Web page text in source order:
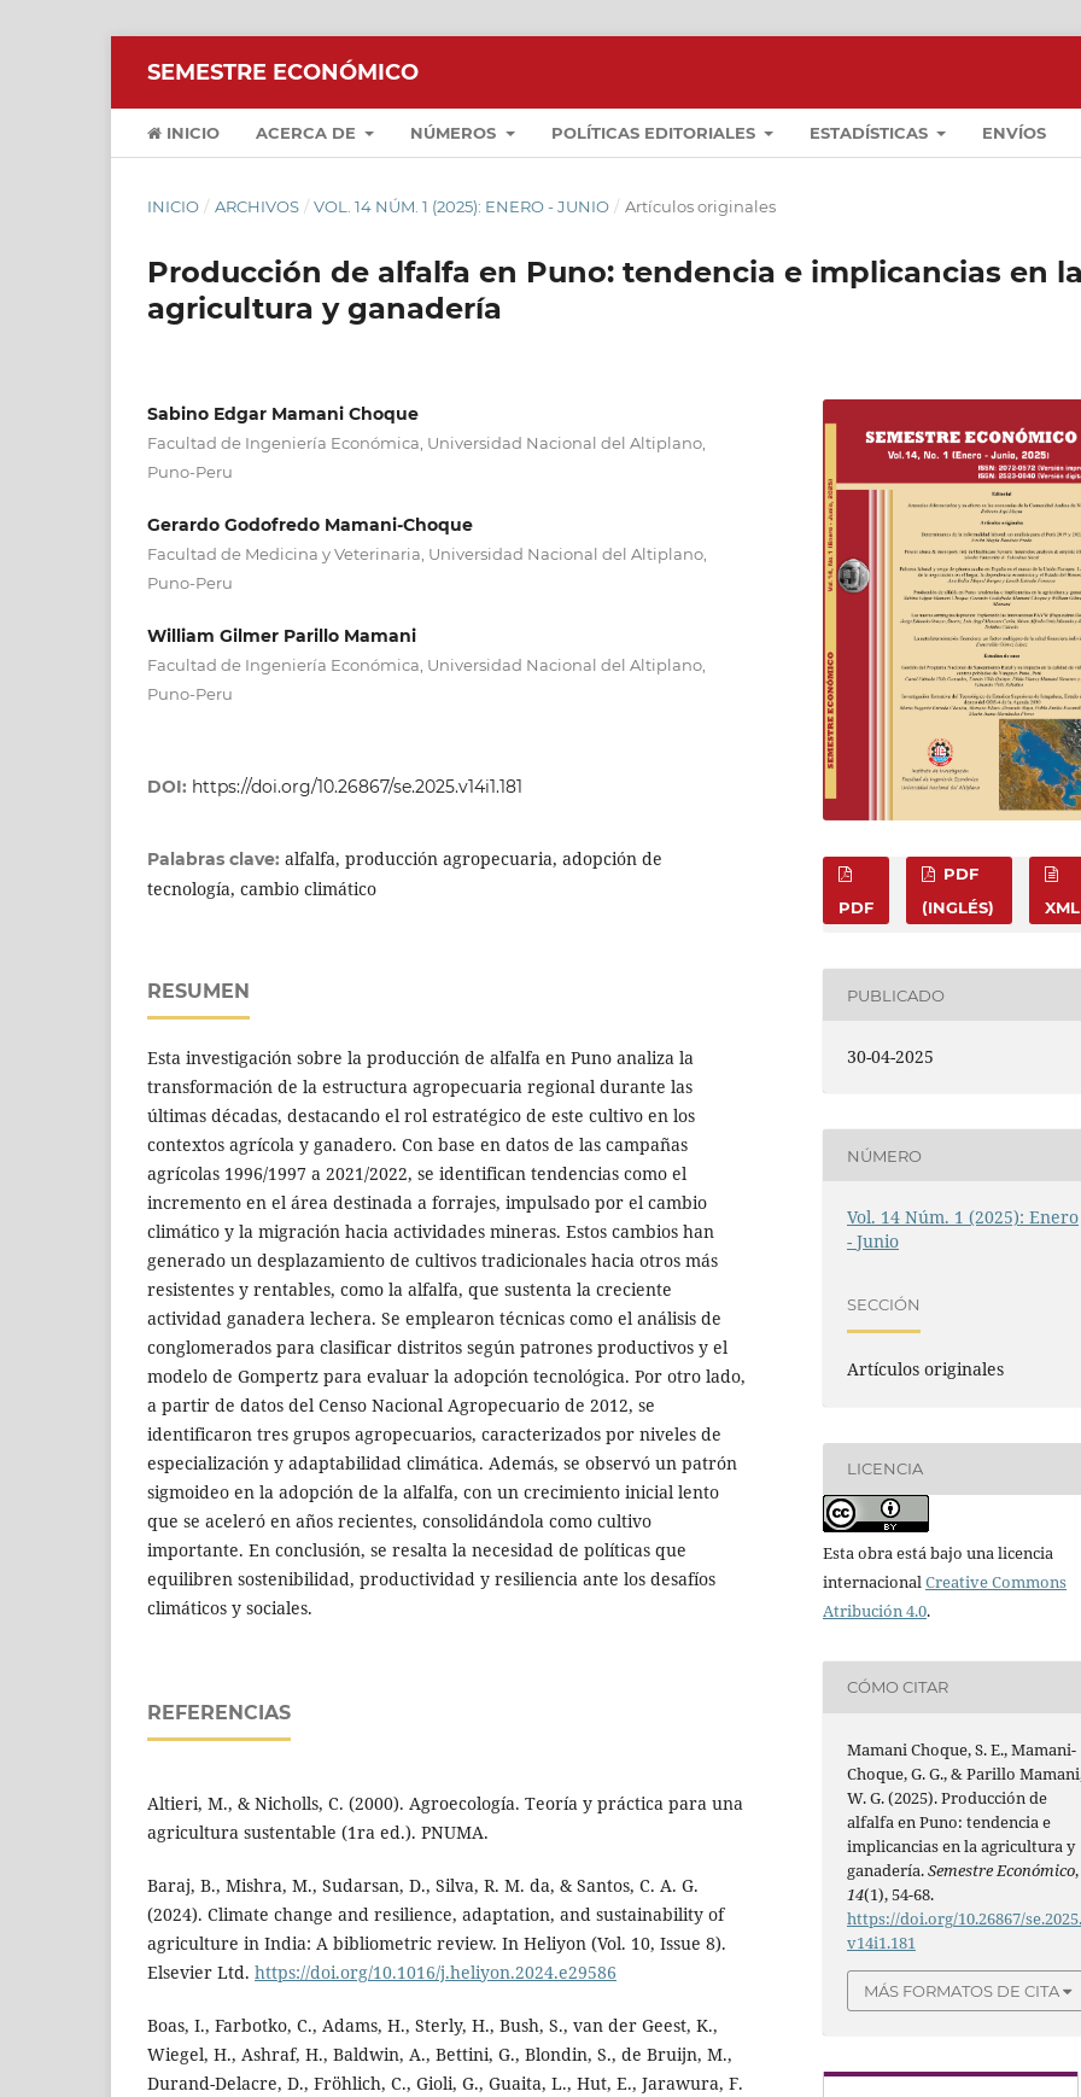
SEMESTRE ECONÓMICO
INICIO ACERCA DE NÚMEROS POLÍTICAS EDITORIALES ESTADÍSTICAS ENVÍOS
INICIO / ARCHIVOS / VOL. 14 NÚM. 1 (2025): ENERO - JUNIO / Artículos originales
Producción de alfalfa en Puno: tendencia e implicancias en
agricultura y ganadería
Sabino Edgar Mamani Choque
Facultad de Ingeniería Económica, Universidad Nacional del Altiplano,
Puno-Peru
Gerardo Godofredo Mamani-Choque
Facultad de Medicina y Veterinaria, Universidad Nacional del Altiplano,
Puno-Peru
William Gilmer Parillo Mamani
Facultad de Ingeniería Económica, Universidad Nacional del Altiplano,
Puno-Peru
DOI: https://doi.org/10.26867/se.2025.v14i1.181
Palabras clave: alfalfa, producción agropecuaria, adopción de
tecnología, cambio climático
RESUMEN
Esta investigación sobre la producción de alfalfa en Puno analiza la
transformación de la estructura agropecuaria regional durante las
últimas décadas, destacando el rol estratégico de este cultivo en los
contextos agrícola y ganadero. Con base en datos de las campañas
agrícolas 1996/1997 a 2021/2022, se identifican tendencias como el
incremento en el área destinada a forrajes, impulsado por el cambio
climático y la migración hacia actividades mineras. Estos cambios han
generado un desplazamiento de cultivos tradicionales hacia otros más
resistentes y rentables, como la alfalfa, que sustenta la creciente
actividad ganadera lechera. Se emplearon técnicas como el análisis de
conglomerados para clasificar distritos según patrones productivos y el
modelo de Gompertz para evaluar la adopción tecnológica. Por otro lado,
a partir de datos del Censo Nacional Agropecuario de 2012, se
identificaron tres grupos agropecuarios, caracterizados por niveles de
especialización y adaptabilidad climática. Además, se observó un patrón
sigmoideo en la adopción de la alfalfa, con un crecimiento inicial lento
que se aceleró en años recientes, consolidándola como cultivo
importante. En conclusión, se resalta la necesidad de políticas que
equilibren sostenibilidad, productividad y resiliencia ante los desafíos
climáticos y sociales.
REFERENCIAS
Altieri, M., & Nicholls, C. (2000). Agroecología. Teoría y práctica para una
agricultura sustentable (1ra ed.). PNUMA.
Baraj, B., Mishra, M., Sudarsan, D., Silva, R. M. da, & Santos, C. A. G.
(2024). Climate change and resilience, adaptation, and sustainability of
agriculture in India: A bibliometric review. In Heliyon (Vol. 10, Issue 8).
Elsevier Ltd. https://doi.org/10.1016/j.heliyon.2024.e29586
Boas, I., Farbotko, C., Adams, H., Sterly, H., Bush, S., van der Geest, K.,
Wiegel, H., Ashraf, H., Baldwin, A., Bettini, G., Blondin, S., de Bruijn, M.,
Durand-Delacre, D., Fröhlich, C., Gioli, G., Guaita, L., Hut, E., Jarawura, F.
PDF
PDF
(INGLÉS)
XML
PUBLICADO
30-04-2025
NÚMERO
Vol. 14 Núm. 1 (2025): Enero
- Junio
SECCIÓN
Artículos originales
LICENCIA
Esta obra está bajo una licencia
internacional Creative Commons
Atribución 4.0.
CÓMO CITAR
Mamani Choque, S. E., Mamani-
Choque, G. G., & Parillo
W. G. (2025). Producción de
alfalfa en Puno: tendencia e
implicancias en la agricultura y
ganadería.Semestre Económico,
14(1), 54-68.
https://doi.org/10.26867/
v14i1.181
MÁS FORMATOS DE CITA